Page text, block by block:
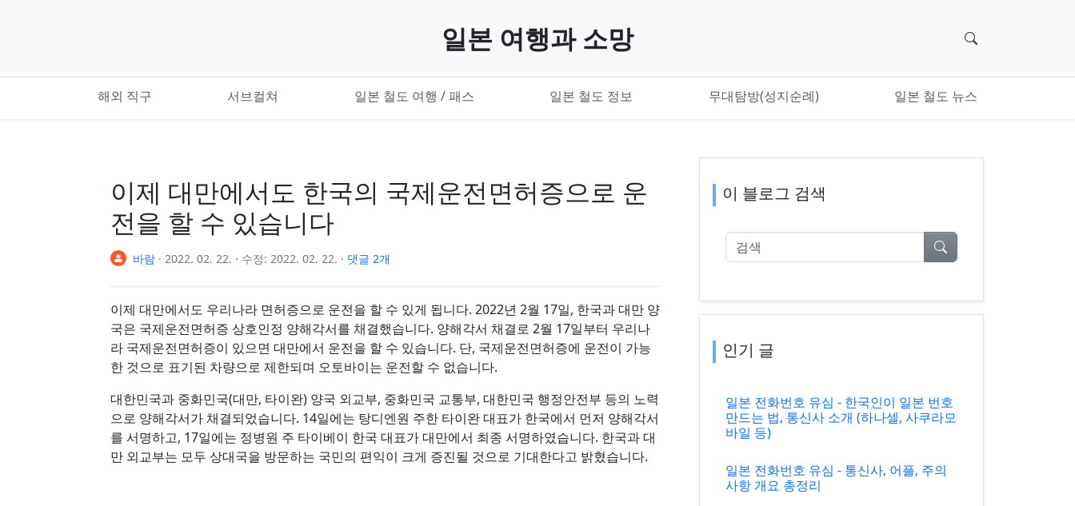
일본 여행과 소망
해외 직구 서브컬쳐 일본 철도 여행 / 패스 일본 철도 정보 무대탐방(성지순례) 일본 철도 뉴스
이제 대만에서도 한국의 국제운전면허증으로 운
전을 할 수 있습니다
바람 · 2022. 02. 22. · 수정: 2022. 02. 22. · 댓글 2개
이제 대만에서도 우리나라 면허증으로 운전을 할 수 있게 됩니다. 2022년 2월 17일, 한국과 대만 양
국은 국제운전면허증 상호인정 양해각서를 채결했습니다. 양해각서 채결로 2월 17일부터 우리나
라 국제운전면허증이 있으면 대만에서 운전을 할 수 있습니다. 단, 국제운전면허증에 운전이 가능
한 것으로 표기된 차량으로 제한되며 오토바이는 운전할 수 없습니다.
대한민국과 중화민국(대만, 타이완) 양국 외교부, 중화민국 교통부, 대한민국 행정안전부 등의 노력
으로 양해각서가 채결되었습니다. 14일에는 탕디엔원 주한 타이완 대표가 한국에서 먼저 양해각서
를 서명하고, 17일에는 정병원 주 타이베이 한국 대표가 대만에서 최종 서명하였습니다. 한국과 대
만 외교부는 모두 상대국을 방문하는 국민의 편익이 크게 증진될 것으로 기대한다고 밝혔습니다.
이 블로그 검색
검색
인기 글
일본 전화번호 유심 - 한국인이 일본 번호
만드는 법, 통신사 소개 (하나셀, 사쿠라모
바일 등)
일본 전화번호 유심 - 통신사, 어플, 주의
사항 개요 총정리